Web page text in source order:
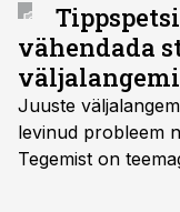
vähendada
Juuste
levinud probleem
Tegemist on